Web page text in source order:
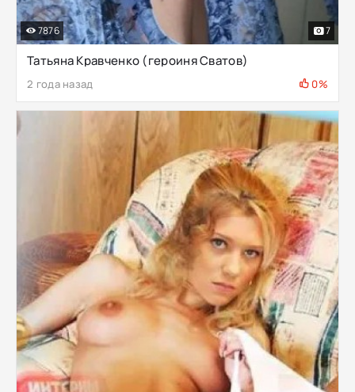
Татьяна Кравченко (героиня Сватов)
2 года назад 0%
7876 7